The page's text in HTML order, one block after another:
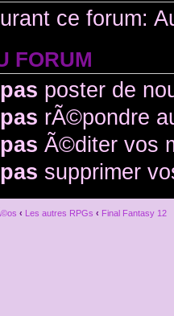
ce forum:
FORUM
poster de
rÃ©pondre
Ã©diter vos
supprimer
‹ Les autres RPGs ‹ Final Fantasy 12